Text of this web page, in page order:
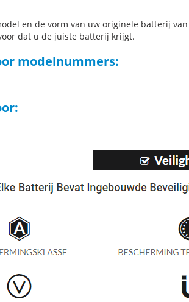
en de vorm van uw originele batterij
dat u de juiste batterij krijgt.
modelnummers: